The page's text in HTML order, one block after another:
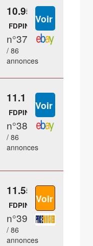
10.95 €
FDPIN
n°37
/ 86
annonces
11.1 €
FDPIN
n°38
/ 86
annonces
11.55 €
FDPIN
n°39
/ 86
annonces